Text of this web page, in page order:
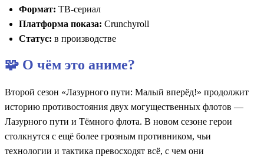
Формат: ТВ‑сериал
Платформа показа: Crunchyroll
Статус: в производстве
🧩 О чём это аниме?
Второй сезон «Лазурного пути: Малый вперёд!» продолжит
историю противостояния двух могущественных флотов —
Лазурного пути и Тёмного флота. В новом сезоне герои
столкнутся с ещё более грозным противником, чьи
технологии и тактика превосходят всё, с чем они